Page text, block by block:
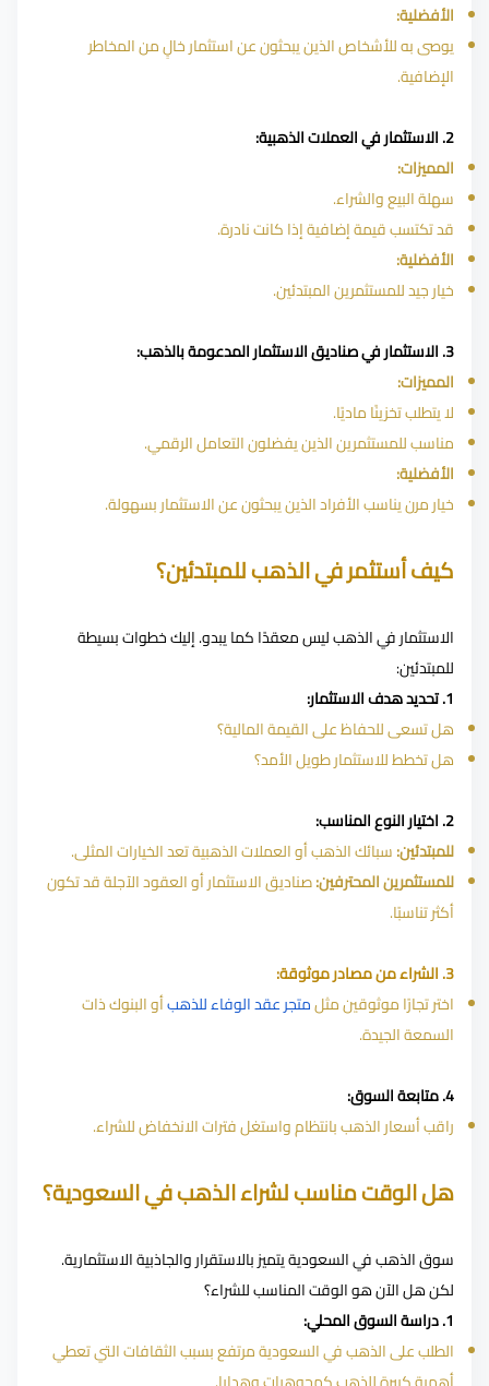
الأفضلية:
يوصى به للأشخاص الذين يبحثون عن استثمار خالٍ من المخاطر
الإضافية.
2. الاستثمار في العملات الذهبية:
المميزات:
سهلة البيع والشراء.
قد تكتسب قيمة إضافية إذا كانت نادرة.
الأفضلية:
خيار جيد للمستثمرين المبتدئين.
3. الاستثمار في صناديق الاستثمار المدعومة بالذهب:
المميزات:
لا يتطلب تخزينًا ماديًا.
مناسب للمستثمرين الذين يفضلون التعامل الرقمي.
الأفضلية:
خيار مرن يناسب الأفراد الذين يبحثون عن الاستثمار بسهولة.
كيف أستثمر في الذهب للمبتدئين؟
الاستثمار في الذهب ليس معقدًا كما يبدو. إليك خطوات بسيطة
للمبتدئين:
1. تحديد هدف الاستثمار:
هل تسعى للحفاظ على القيمة المالية؟
هل تخطط للاستثمار طويل الأمد؟
2. اختيار النوع المناسب:
للمبتدئين:سبائك الذهب أو العملات الذهبية تعد الخيارات المثلى.
للمستثمرين المحترفين:صناديق الاستثمار أو العقود الآجلة قد تكون
أكثر تناسبًا.
3. الشراء من مصادر موثوقة:
اختر تجارًا موثوقين مثلمتجر عقد الوفاء للذهبأو البنوك ذات
السمعة الجيدة.
4. متابعة السوق:
راقب أسعار الذهب بانتظام واستغل فترات الانخفاض للشراء.
هل الوقت مناسب لشراء الذهب في السعودية؟
سوق الذهب في السعودية يتميز بالاستقرار والجاذبية الاستثمارية.
لكن هل الآن هو الوقت المناسب للشراء؟
1. دراسة السوق المحلي:
الطلب على الذهب في السعودية مرتفع بسبب الثقافات التي تعطي